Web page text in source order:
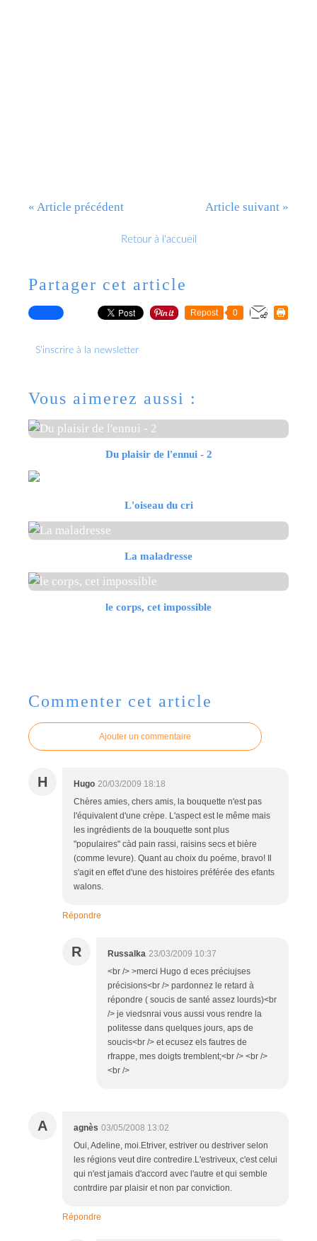
« Article précédent Article suivant »
Retour à l'accueil
Partager cet article
Repost 0
S'inscrire à la newsletter
Vous aimerez aussi :
Du plaisir de l'ennui - 2
L'oiseau du cri
La maladresse
le corps, cet impossible
Commenter cet article
Ajouter un commentaire
H Hugo 20/03/2009 18:18
Chères amies, chers amis, la bouquette n'est pas
l'équivalent d'une crèpe. L'aspect est le même mais
les ingrédients de la bouquette sont plus
"populaires" càd pain rassi, raisins secs et bière
(comme levure). Quant au choix du poéme, bravo! Il
s'agit en effet d'une des histoires préférée des efants
walons.
Répondre
R Russalka 23/03/2009 10:37
<br /> >merci Hugo d eces préciujses
précisions<br /> pardonnez le retard à
répondre ( soucis de santé assez lourds)<br
/> je viedsnrai vous aussi vous rendre la
politesse dans quelques jours, aps de
soucis<br /> et ecusez els fautres de
rfrappe, mes doigts tremblent;<br /> <br />
<br />
A agnès 03/05/2008 13:02
Oui, Adeline, moi.Etriver, estriver ou destriver selon
les régions veut dire contredire.L'estriveux, c'est celui
qui n'est jamais d'accord avec l'autre et qui semble
contrdire par plaisir et non par conviction.
Répondre